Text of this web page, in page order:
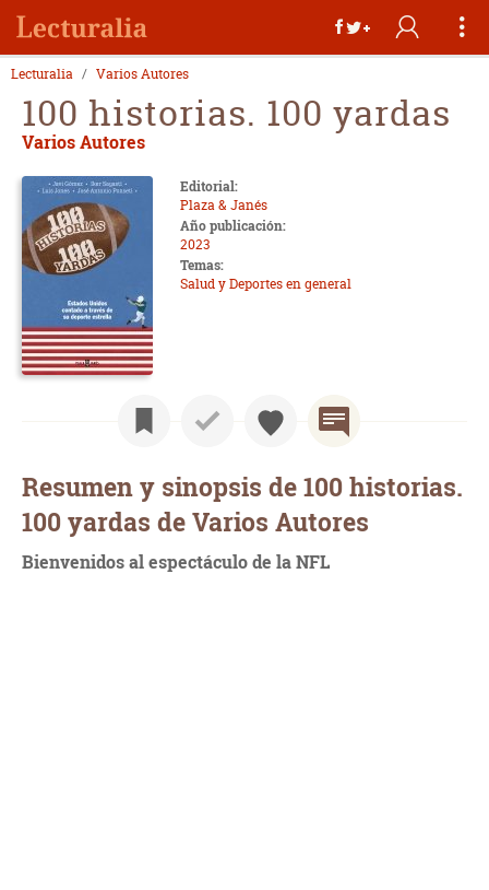
Lecturalia Varios Autores
100 historias. 100 yardas
Varios Autores
Editorial:
Plaza & Janés
Año publicación:
2023
Temas:
Salud y Deportes en general
Resumen y sinopsis de 100 historias.
100 yardas de Varios Autores
Bienvenidos al espectáculo de la NFL